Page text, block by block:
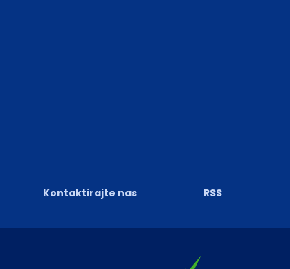
Kontaktirajte nas RSS